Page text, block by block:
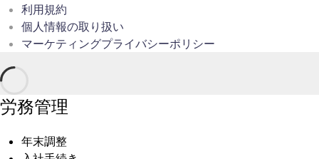
利用規約
個人情報の取り扱い
マーケティングプライバシーポリシー
労務管理
年末調整